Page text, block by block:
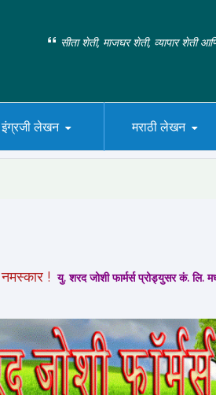
सीता शेती, माजघर शेती, व्यापार शेती
इंग्रजी लेखन मराठी लेखन
नमस्कार ! यु. शरद जोशी फार्मर्स प्रोड्युसर कं.